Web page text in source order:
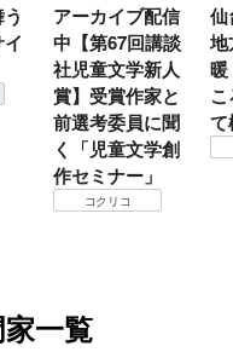
アーカイブ配信
中【第67回講談
社児童文学新人
賞】受賞作家と
前選考委員に聞
く「児童文学創
作セミナー」
コクリコ
仙
地
て
一覧